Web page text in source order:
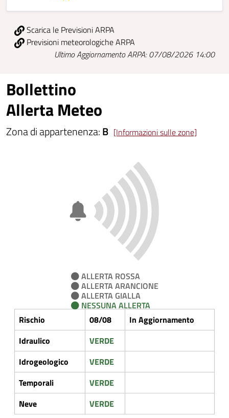
Scarica le Previsioni ARPA
Previsioni meteorologiche ARPA
Ultimo Aggiornamento ARPA: 07/08/2026 14:00
Bollettino
Allerta Meteo
Zona di appartenenza:B [Informazioni sulle zone]
ALLERTA ROSSA
ALLERTA ARANCIONE
ALLERTA GIALLA
NESSUNA ALLERTA
Rischio
08/08
In Aggiornamento
Idraulico
VERDE
Idrogeologico
VERDE
Temporali
VERDE
Neve
VERDE